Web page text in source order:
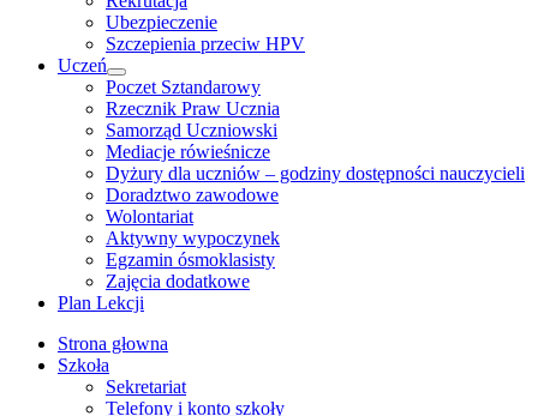
Ubezpieczenie
Szczepienia przeciw HPV
Uczeń
Show
sub
menu
Poczet Sztandarowy
Rzecznik Praw Ucznia
Samorząd Uczniowski
Mediacje rówieśnicze
Dyżury dla uczniów – godziny dostępności nauczycieli
Doradztwo zawodowe
Wolontariat
Aktywny wypoczynek
Egzamin ósmoklasisty
Zajęcia dodatkowe
Plan Lekcji
Strona głowna
Szkoła
Sekretariat
Telefony i konto szkoły